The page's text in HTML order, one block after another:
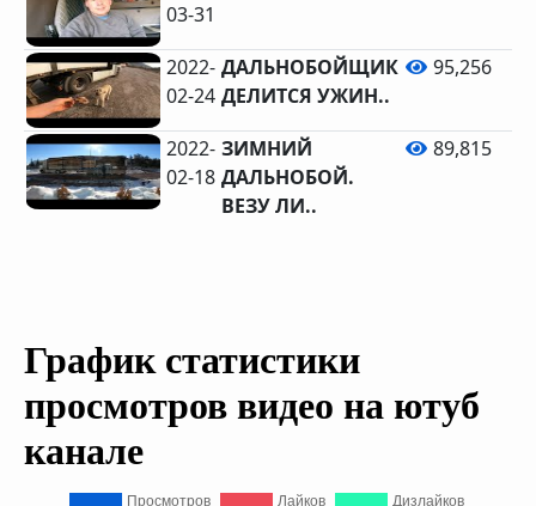
03-31
2022-
02-24
ДАЛЬНОБОЙЩИК
ДЕЛИТСЯ УЖИН..
95,256
2022-
02-18
ЗИМНИЙ
ДАЛЬНОБОЙ.
ВЕЗУ ЛИ..
89,815
График статистики
просмотров видео на ютуб
канале